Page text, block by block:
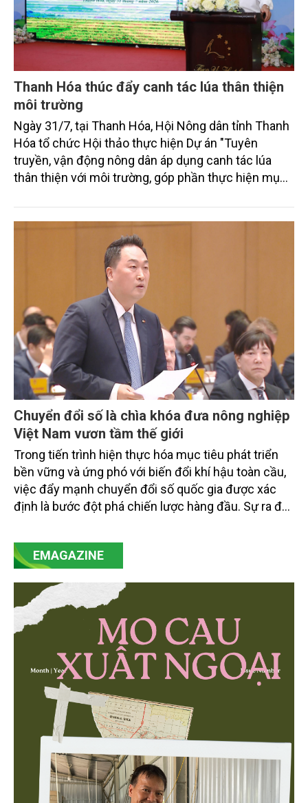
Thanh Hóa thúc đẩy canh tác lúa thân thiện
môi trường
Ngày 31/7, tại Thanh Hóa, Hội Nông dân tỉnh Thanh
Hóa tổ chức Hội thảo thực hiện Dự án "Tuyên
truyền, vận động nông dân áp dụng canh tác lúa
thân thiện với môi trường, góp phần thực hiện mục
trình thu hút sự tham gia của đông đảo đại biểu đến
từ các cơ quan quản lý nhà nước, đơn vị nghiên cứu,
doanh nghiệp, hợp tác xã và nông dân đang trực
tiếp triển khai mô hình sản xuất lúa phát thải thấp.
Chuyển đổi số là chìa khóa đưa nông nghiệp
Việt Nam vươn tầm thế giới
Trong tiến trình hiện thực hóa mục tiêu phát triển
bền vững và ứng phó với biến đổi khí hậu toàn cầu,
việc đẩy mạnh chuyển đổi số quốc gia được xác
định là bước đột phá chiến lược hàng đầu. Sự ra đời
mạnh mẽ, thúc đẩy quá trình cải cách toàn diện,
minh bạch hóa chuỗi cung ứng và nâng cao hiệu
then chốt là nông nghiệp và môi trường.
EMAGAZINE